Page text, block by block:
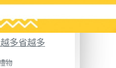
多省越多
物